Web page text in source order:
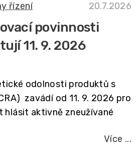
řízení 20.7.2026
povinnosti
11. 9. 2026
odolnosti produktů s
zavádí od 11. 9. 2026 pro
aktivně zneužívané
Více ...